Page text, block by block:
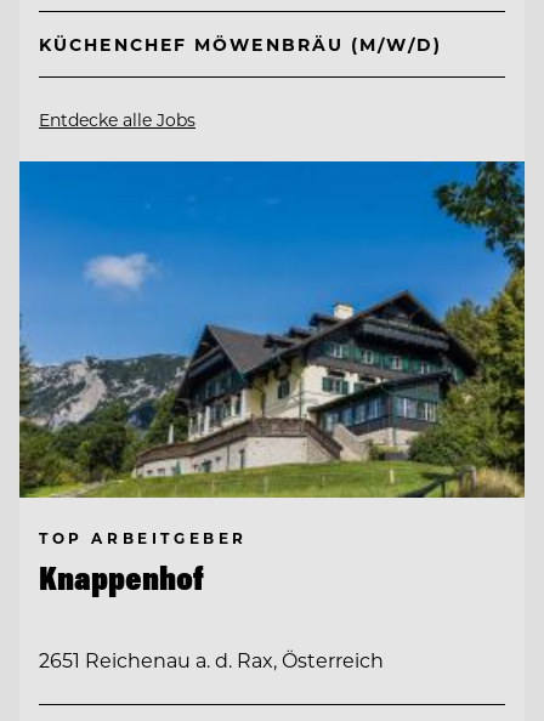
KÜCHENCHEF MÖWENBRÄU (M/W/D)
Entdecke alle Jobs
TOP ARBEITGEBER
Knappenhof
2651 Reichenau a. d. Rax, Österreich